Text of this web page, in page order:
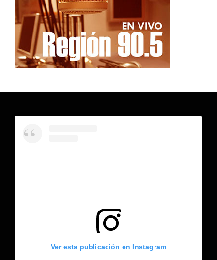
Ver esta publicación en Instagram